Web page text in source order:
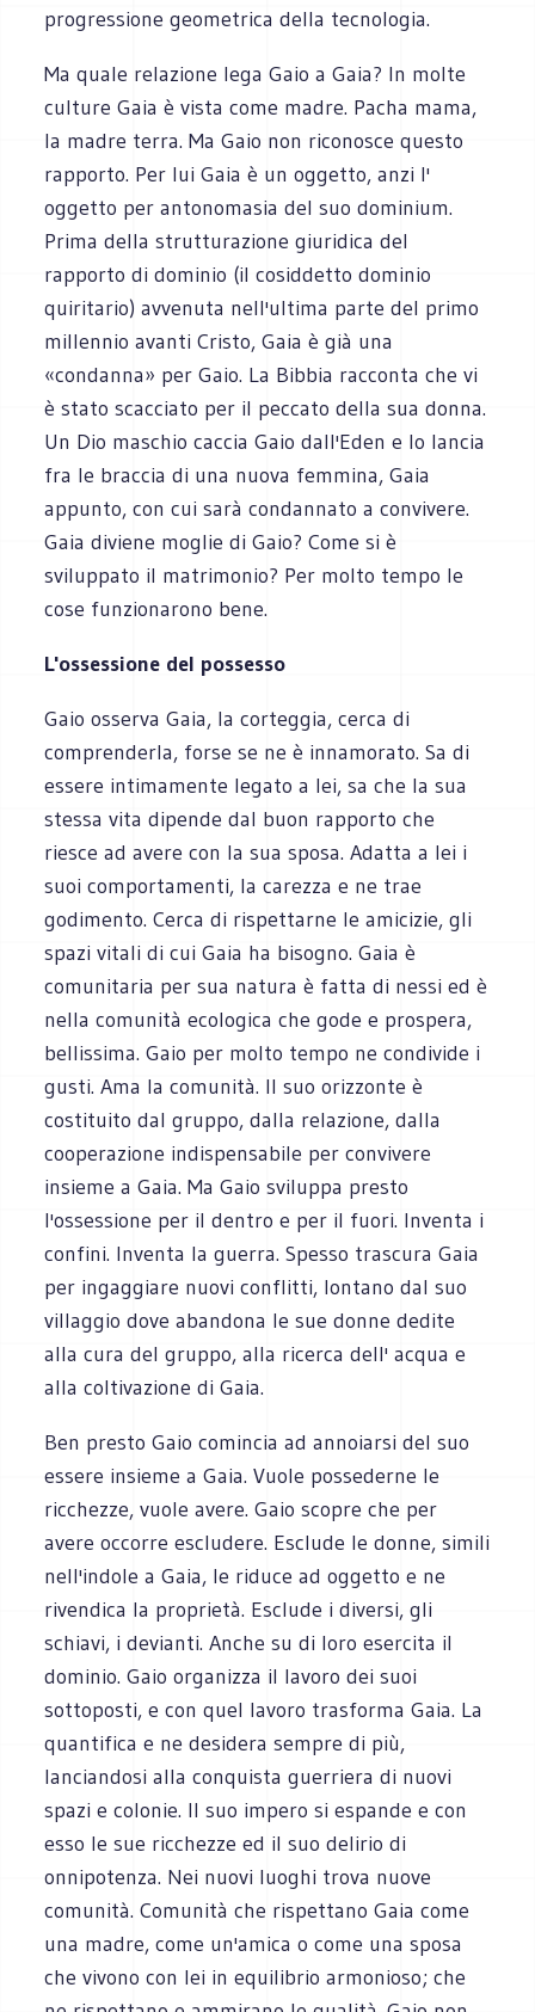
progressione geometrica della tecnologia.
Ma quale relazione lega Gaio a Gaia? In molte
culture Gaia è vista come madre. Pacha mama,
la madre terra. Ma Gaio non riconosce questo
rapporto. Per lui Gaia è un oggetto, anzi l'
oggetto per antonomasia del suo dominium.
Prima della strutturazione giuridica del
rapporto di dominio (il cosiddetto dominio
quiritario) avvenuta nell'ultima parte del primo
millennio avanti Cristo, Gaia è già una
«condanna» per Gaio. La Bibbia racconta che vi
è stato scacciato per il peccato della sua donna.
Un Dio maschio caccia Gaio dall'Eden e lo lancia
fra le braccia di una nuova femmina, Gaia
appunto, con cui sarà condannato a convivere.
Gaia diviene moglie di Gaio? Come si è
sviluppato il matrimonio? Per molto tempo le
cose funzionarono bene.
L'ossessione del possesso
Gaio osserva Gaia, la corteggia, cerca di
comprenderla, forse se ne è innamorato. Sa di
essere intimamente legato a lei, sa che la sua
stessa vita dipende dal buon rapporto che
riesce ad avere con la sua sposa. Adatta a lei i
suoi comportamenti, la carezza e ne trae
godimento. Cerca di rispettarne le amicizie, gli
spazi vitali di cui Gaia ha bisogno. Gaia è
comunitaria per sua natura è fatta di nessi ed è
nella comunità ecologica che gode e prospera,
bellissima. Gaio per molto tempo ne condivide i
gusti. Ama la comunità. Il suo orizzonte è
costituito dal gruppo, dalla relazione, dalla
cooperazione indispensabile per convivere
insieme a Gaia. Ma Gaio sviluppa presto
l'ossessione per il dentro e per il fuori. Inventa i
confini. Inventa la guerra. Spesso trascura Gaia
per ingaggiare nuovi conflitti, lontano dal suo
villaggio dove abandona le sue donne dedite
alla cura del gruppo, alla ricerca dell' acqua e
alla coltivazione di Gaia.
Ben presto Gaio comincia ad annoiarsi del suo
essere insieme a Gaia. Vuole possederne le
ricchezze, vuole avere. Gaio scopre che per
avere occorre escludere. Esclude le donne, simili
nell'indole a Gaia, le riduce ad oggetto e ne
rivendica la proprietà. Esclude i diversi, gli
schiavi, i devianti. Anche su di loro esercita il
dominio. Gaio organizza il lavoro dei suoi
sottoposti, e con quel lavoro trasforma Gaia. La
quantifica e ne desidera sempre di più,
lanciandosi alla conquista guerriera di nuovi
spazi e colonie. Il suo impero si espande e con
esso le sue ricchezze ed il suo delirio di
onnipotenza. Nei nuovi luoghi trova nuove
comunità. Comunità che rispettano Gaia come
una madre, come un'amica o come una sposa
che vivono con lei in equilibrio armonioso; che